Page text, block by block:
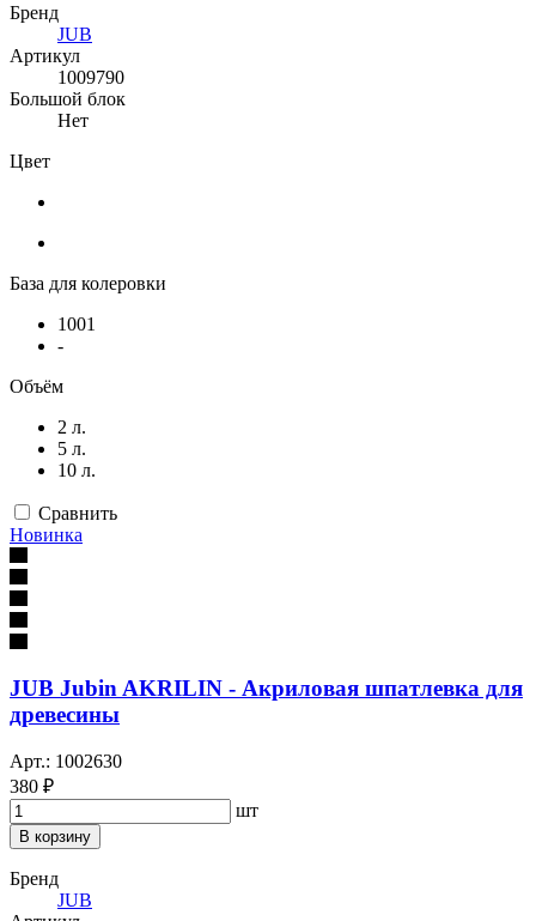
Бренд
JUB
Артикул
1009790
Большой блок
Нет
Цвет
База для колеровки
1001
-
Объём
2 л.
5 л.
10 л.
Сравнить
Новинка
JUB Jubin AKRILIN - Акриловая шпатлевка для
древесины
Арт.: 1002630
380 ₽
шт
В корзину
Бренд
JUB